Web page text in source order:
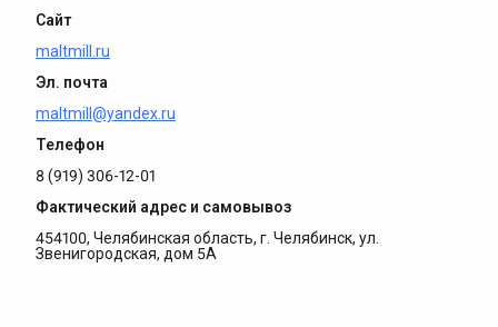
Сайт
maltmill.ru
Эл. почта
maltmill@yandex.ru
Телефон
8 (919) 306-12-01
Фактический адрес и самовывоз
454100, Челябинская область, г. Челябинск, ул.
Звенигородская, дом 5А